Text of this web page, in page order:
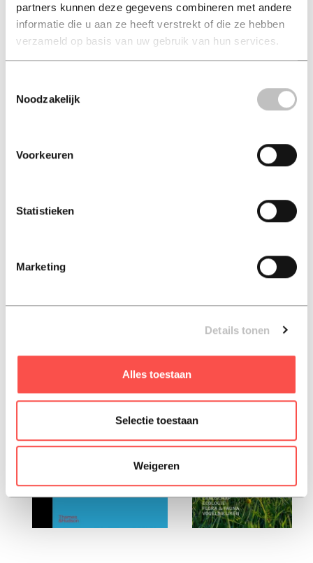
partners kunnen deze gegevens combineren met andere
informatie die u aan ze heeft verstrekt of die ze hebben
verzameld op basis van uw gebruik van hun services.
Noodzakelijk
Voorkeuren
Statistieken
Marketing
Details tonen
Alles toestaan
Selectie toestaan
Weigeren
Ocean
hard-cover 57,99
liefhebbers van ocean lazen ook: